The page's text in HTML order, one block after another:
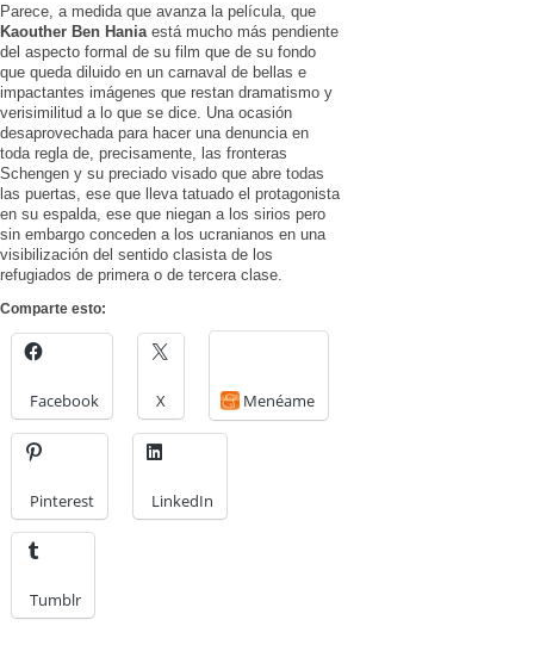
Parece, a medida que avanza la película, que
Kaouther Ben Hania está mucho más pendiente
del aspecto formal de su film que de su fondo
que queda diluido en un carnaval de bellas e
impactantes imágenes que restan dramatismo y
verisimilitud a lo que se dice. Una ocasión
desaprovechada para hacer una denuncia en
toda regla de, precisamente, las fronteras
Schengen y su preciado visado que abre todas
las puertas, ese que lleva tatuado el protagonista
en su espalda, ese que niegan a los sirios pero
sin embargo conceden a los ucranianos en una
visibilización del sentido clasista de los
refugiados de primera o de tercera clase.
Comparte esto:
Facebook X Menéame
Pinterest LinkedIn
Tumblr